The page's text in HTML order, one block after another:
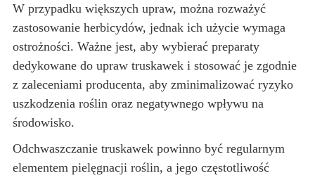
W przypadku większych upraw, można rozważyć
zastosowanie herbicydów, jednak ich użycie wymaga
ostrożności. Ważne jest, aby wybierać preparaty
dedykowane do upraw truskawek i stosować je zgodnie
z zaleceniami producenta, aby zminimalizować ryzyko
uszkodzenia roślin oraz negatywnego wpływu na
środowisko.
Odchwaszczanie truskawek powinno być regularnym
elementem pielęgnacji roślin, a jego częstotliwość